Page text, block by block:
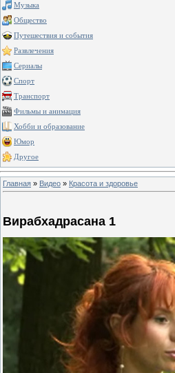
Музыка
Общество
Путешествия и события
Развлечения
Сериалы
Спорт
Транспорт
Фильмы и анимация
Хобби и образование
Юмор
Другое
Главная » Видео » Красота и здоровье
Вирабхадрасана 1